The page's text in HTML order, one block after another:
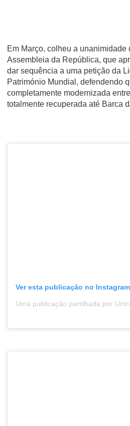
Em Março, colheu a
Assembleia da República, que
dar sequência a uma petição da
Património Mundial, defendendo
completamente modernizada
totalmente recuperada até Barca
Ver esta publicação no Instagram